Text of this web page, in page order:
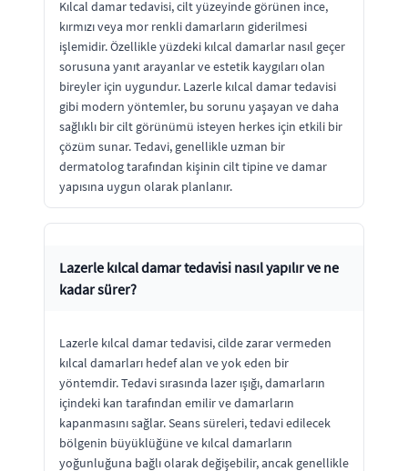
Kılcal damar tedavisi, cilt yüzeyinde görünen ince,
kırmızı veya mor renkli damarların giderilmesi
işlemidir. Özellikle yüzdeki kılcal damarlar nasıl geçer
sorusuna yanıt arayanlar ve estetik kaygıları olan
bireyler için uygundur. Lazerle kılcal damar tedavisi
gibi modern yöntemler, bu sorunu yaşayan ve daha
sağlıklı bir cilt görünümü isteyen herkes için etkili bir
çözüm sunar. Tedavi, genellikle uzman bir
dermatolog tarafından kişinin cilt tipine ve damar
yapısına uygun olarak planlanır.
Lazerle kılcal damar tedavisi nasıl yapılır ve ne
kadar sürer?
Lazerle kılcal damar tedavisi, cilde zarar vermeden
kılcal damarları hedef alan ve yok eden bir
yöntemdir. Tedavi sırasında lazer ışığı, damarların
içindeki kan tarafından emilir ve damarların
kapanmasını sağlar. Seans süreleri, tedavi edilecek
bölgenin büyüklüğüne ve kılcal damarların
yoğunluğuna bağlı olarak değişebilir, ancak genellikle